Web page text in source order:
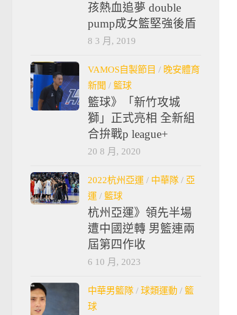
孩熱血追夢 double
pump成女籃堅強後盾
8 3 月, 2019
VAMOS自製節目 / 晚安體育
新聞 / 籃球
籃球》「新竹攻城
獅」正式亮相 全新組
合拚戰p league+
20 8 月, 2020
2022杭州亞運 / 中華隊 / 亞
運 / 籃球
杭州亞運》領先半場
遭中國逆轉 男籃連兩
屆第四作收
6 10 月, 2023
中華男籃隊 / 球類運動 / 籃
球